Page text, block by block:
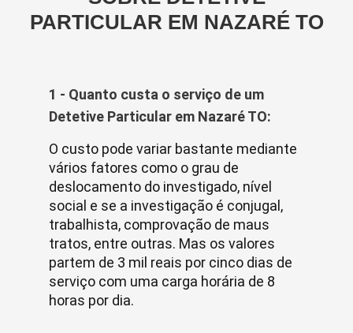
PARTICULAR EM NAZARÉ TO
1 - Quanto custa o serviço de um
Detetive Particular em Nazaré TO:
O custo pode variar bastante mediante
vários fatores como o grau de
deslocamento do investigado, nível
social e se a investigação é conjugal,
trabalhista, comprovação de maus
tratos, entre outras. Mas os valores
partem de 3 mil reais por cinco dias de
serviço com uma carga horária de 8
horas por dia.